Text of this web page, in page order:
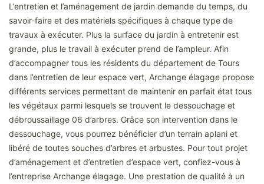
L’entretien et l’aménagement de jardin demande du temps, du
savoir-faire et des matériels spécifiques à chaque type de
travaux à exécuter. Plus la surface du jardin à entretenir est
grande, plus le travail à exécuter prend de l’ampleur. Afin
d’accompagner tous les résidents du département de Tours
dans l’entretien de leur espace vert, Archange élagage propose
différents services permettant de maintenir en parfait état tous
les végétaux parmi lesquels se trouvent le dessouchage et
débroussaillage 06 d’arbres. Grâce son intervention dans le
dessouchage, vous pourrez bénéficier d’un terrain aplani et
libéré de toutes souches d’arbres et arbustes. Pour tout projet
d’aménagement et d’entretien d’espace vert, confiez-vous à
l’entreprise Archange élagage. Une prestation de qualité à un